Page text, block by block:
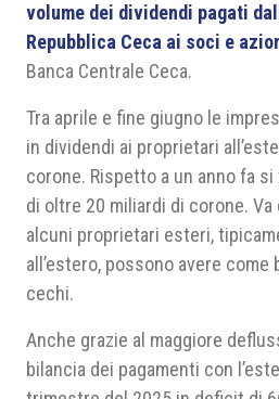
Area riservata
volume dei dividendi pagati
Repubblica Ceca ai soci e
Banca Centrale Ceca.
Tra aprile e fine giugno le
in dividendi ai proprietari
corone. Rispetto a un anno fa
di oltre 20 miliardi di corone.
alcuni proprietari esteri,
all’estero, possono avere
cechi.
Anche grazie al maggiore
bilancia dei pagamenti con